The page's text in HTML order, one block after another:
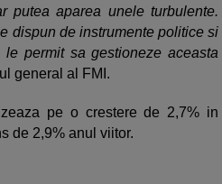
putea aparea unele turbulente.
dispun de instrumente politice si
le permit sa gestioneze aceasta
general al FMI.
pe o crestere de 2,7% in
de 2,9% anul viitor.